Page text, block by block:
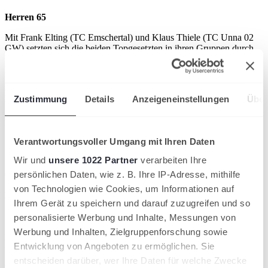
Zustimmung Details Anzeigeneinstellungen
Verantwortungsvoller Umgang mit Ihren Daten
Wir und unsere 1022 Partner verarbeiten Ihre
persönlichen Daten, wie z. B. Ihre IP-Adresse, mithilfe
von Technologien wie Cookies, um Informationen auf
Ihrem Gerät zu speichern und darauf zuzugreifen und so
personalisierte Werbung und Inhalte, Messungen von
Werbung und Inhalten, Zielgruppenforschung sowie
Entwicklung von Angeboten zu ermöglichen. Sie
entscheiden darüber, wer Ihre Daten für welche Zwecke
Herren 65
Mit Frank Elting (TC Emschertal) und Klaus Thiele (TC Unna 02
GW) setzten sich die beiden Topgesetzten in ihren Gruppen durch.
Legt man die Deutsche Rangliste zugrunde, kann man beim
Finalsieger Thiele schon von einer kleinen Überraschung sprechen.
6:1, 7:5 besiegen.
Das längste Endspiel des Tages lieferten sich Josef Stork (TV
Nach über zweieinhalb Stunden behielt Harting mit 7:6, 7:5 die
Oberhand.
Damen 30
Melanie Großeastroth (TC Kaunitz) begeisterte die Zuschauer mit
ihrem energiegeladenen und emotionalen Spiel. Gegen Tamara
Dalibor (TC Steinhorst) machte sie es lediglich im ersten Satz
spannend – 6:4, 6:1.